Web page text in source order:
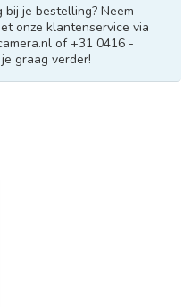
je bestelling? Neem
onze klantenservice via
of +31 0416 -
graag verder!